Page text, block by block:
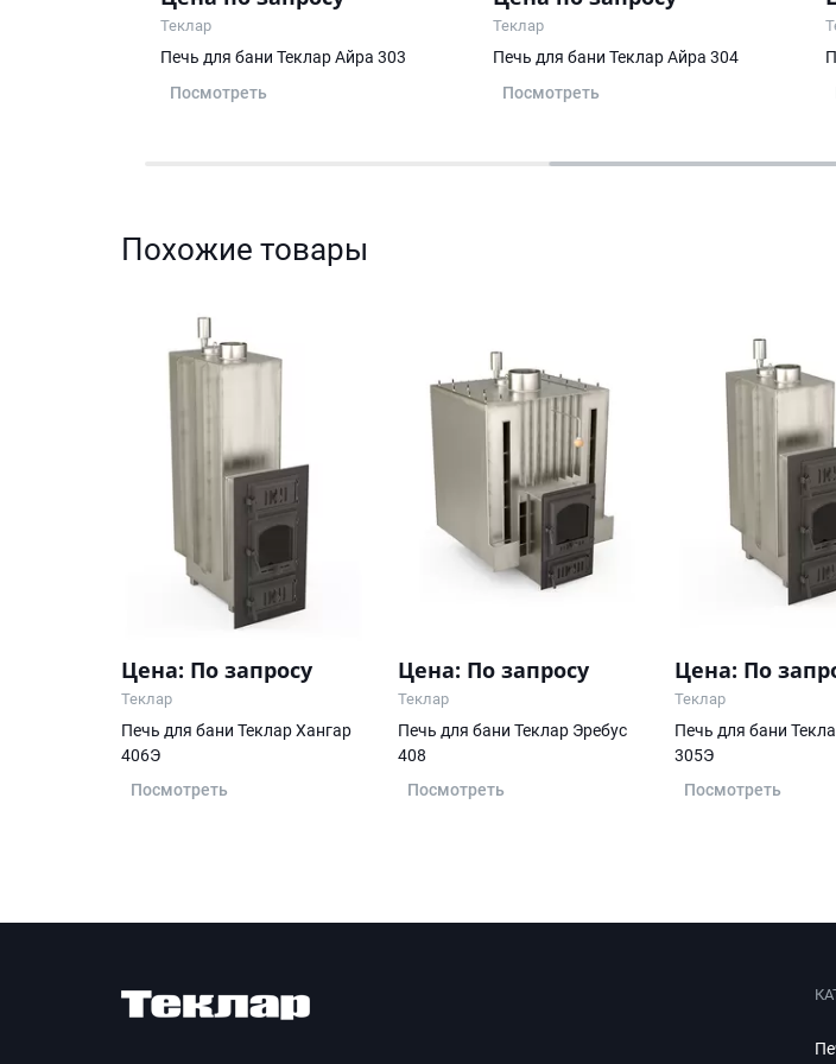
Теклар
Печь для бани Теклар Айра 303
Посмотреть
Теклар
Печь для бани Теклар Айра 304
Посмотреть
Похожие товары
Цена: По запросу
Теклар
Печь для бани Теклар Хангар
406Э
Посмотреть
Цена: По запросу
Теклар
Печь для бани Теклар Эребус
408
Посмотреть
Цена: По
Теклар
Печь для бани
305Э
Посмотреть